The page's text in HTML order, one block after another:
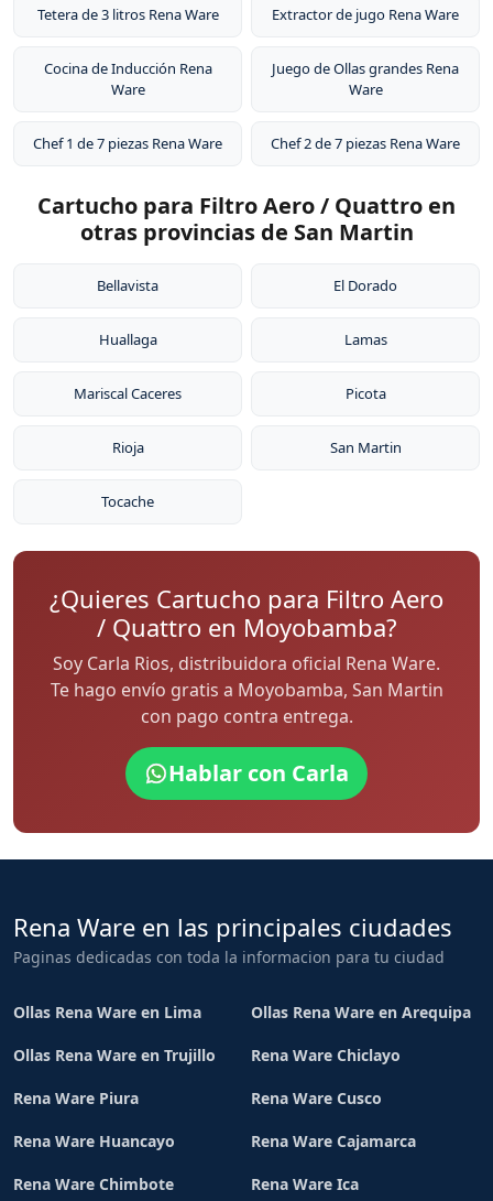
Tetera de 3 litros Rena Ware Extractor de jugo Rena Ware
Cocina de Inducción Rena
Ware
Juego de Ollas grandes Rena
Ware
Chef 1 de 7 piezas Rena Ware Chef 2 de 7 piezas Rena Ware
Cartucho para Filtro Aero / Quattro en
otras provincias de San Martin
Bellavista El Dorado
Huallaga Lamas
Mariscal Caceres Picota
Rioja San Martin
Tocache
¿Quieres Cartucho para Filtro Aero
/ Quattro en Moyobamba?
Soy Carla Rios, distribuidora oficial Rena Ware.
Te hago envío gratis a Moyobamba, San Martin
con pago contra entrega.
Hablar con Carla
Rena Ware en las principales ciudades
Paginas dedicadas con toda la informacion para tu ciudad
Ollas Rena Ware en Lima Ollas Rena Ware en Arequipa
Ollas Rena Ware en Trujillo Rena Ware Chiclayo
Rena Ware Piura Rena Ware Cusco
Rena Ware Huancayo Rena Ware Cajamarca
Rena Ware Chimbote Rena Ware Ica